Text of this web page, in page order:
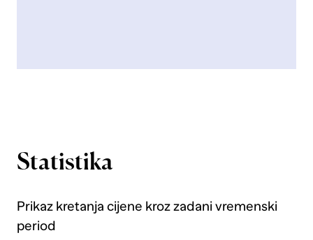
Statistika
Prikaz kretanja cijene kroz zadani vremenski
period